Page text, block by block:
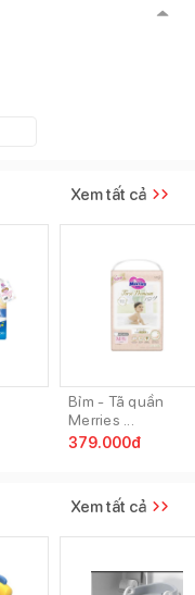
Xem tất cả
Bỉm - Tã quần
Merries ...
379.000đ
Xem tất cả